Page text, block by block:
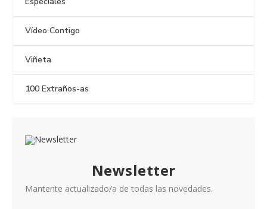
Vídeo Contigo
Viñeta
100 Extraños-as
Newsletter
Mantente actualizado/a de todas las novedades.